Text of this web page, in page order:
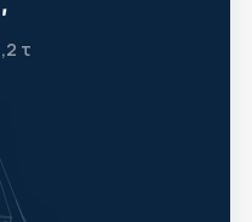
′
τ